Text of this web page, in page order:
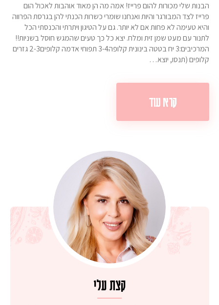
הבנות שלי מכורות להום פרייז! אמה מה הן מאוד אוהבות לאכול הום
פרייז לצד המבורגר והיות ואנחנו שומרי כשרות הכנתי להן בגרסת הפרווה
והיא טעימה לא פחות אם לא יותר. גם על הטיגון ויתרתי והכנסתי הכל
לתנור עם מעט שמן זית ומלח. יצא כל כך טעים שהמגש חוסל בשניות!!
המרכיבים:3 יח בטטה בינונית קלופה3-4 תפוחי אדמה קלופים2-3 גזרים
קלופים (תנסו, יוצא…
קרא עוד
קצת עלי